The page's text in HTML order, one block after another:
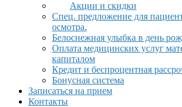
Акции и скидки
Спец. предложение для
осмотра.
Белоснежная улыбка в день
Оплата медицинских услуг
капиталом
Кредит и беспроцентная
Бонусная система
Записаться на прием
Контакты